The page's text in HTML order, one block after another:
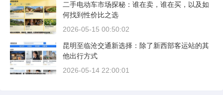
二手电动车市场探秘：谁在卖，谁在买，以及如
何找到性价比之选
2026-05-15 00:50:02
昆明至临沧交通新选择：除了新西部客运站的其
他出行方式
2026-05-14 22:00:01